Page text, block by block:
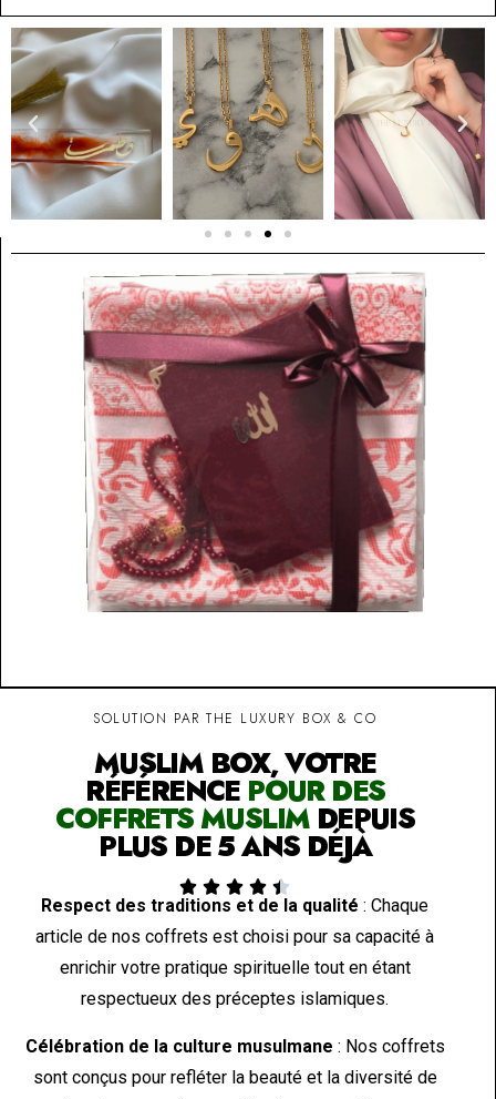
SOLUTION PAR THE LUXURY BOX & CO
MUSLIM BOX, VOTRE
RÉFÉRENCEPOUR DES
COFFRETS MUSLIM DEPUIS
PLUS DE 5 ANS DÉJÀ
    
Respect des traditions et de la qualité : Chaque
article de nos coffrets est choisi pour sa capacité à
enrichir votre pratique spirituelle tout en étant
respectueux des préceptes islamiques.
Célébration de la culture musulmane : Nos coffrets
sont conçus pour refléter la beauté et la diversité de